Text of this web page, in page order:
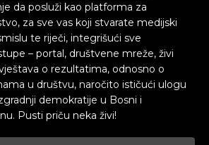
da posluži kao platforma za
za sve vas koji stvarate medijski
te riječi, integrišući sve
– portal, društvene mreže, živi
o rezultatima, odnosno o
u društvu, naročito ističući ulogu
demokratije u Bosni i
Pusti priču neka živi!